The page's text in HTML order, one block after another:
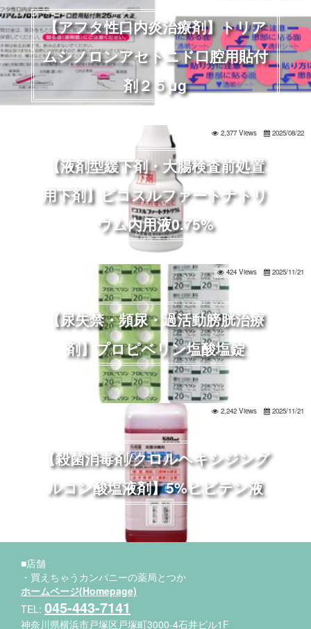
【アフタ性口内炎治療剤】トリア
ムシノロンアセトニド口腔用貼付
剤２５μg
【液剤型緩下剤・大腸検査前処置
用下剤】ピコスルファートナトリ
ウム内用液0.75%
2,377 Views 2025/08/22
【尿失禁・頻尿・過活動膀胱治療
剤】プロピベリン塩酸塩錠
424 Views 2025/11/21
【殺菌消毒剤/クロルヘキシジング
ルコン酸塩液剤】5%ヒビテン液
2,242 Views 2025/11/21
■店舗
・買えちゃうカンパニーの薬局とつか
ホームページ(Homepage)
TEL: 045-443-7141
神奈川県横浜市戸塚区戸塚町3000-4石井ビル1F